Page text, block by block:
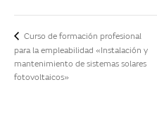
Curso de formación profesional
para la empleabilidad «Instalación y
mantenimiento de sistemas solares
fotovoltaicos»